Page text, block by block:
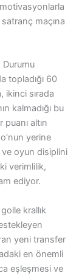
maçına
Durumu
topladığı 60
ikinci sırada
kalmadığı bu
altın
yerine
ve oyun disiplini
verimlilik,
ediyor.
krallık
yeni transfer
en önemli
eşleşmesi ve